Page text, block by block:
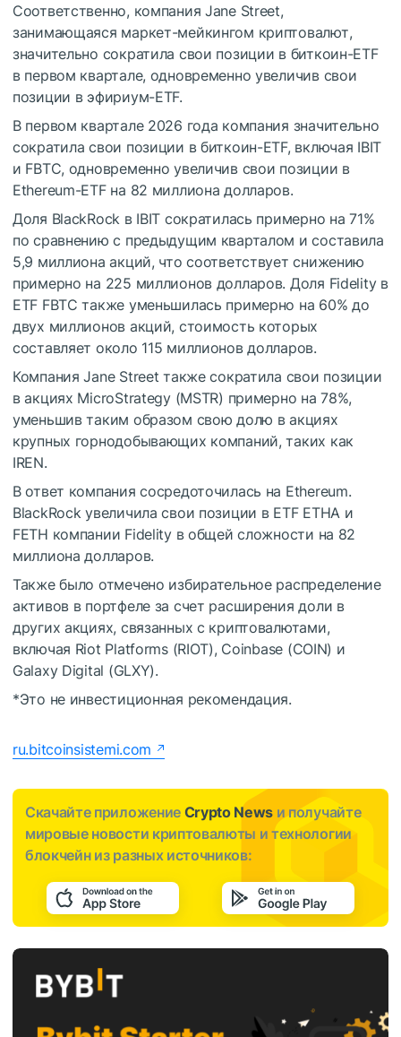
Соответственно, компания Jane Street,
занимающаяся маркет-мейкингом криптовалют,
значительно сократила свои позиции в биткоин-ETF
в первом квартале, одновременно увеличив свои
позиции в эфириум-ETF.
В первом квартале 2026 года компания значительно
сократила свои позиции в биткоин-ETF, включая IBIT
и FBTC, одновременно увеличив свои позиции в
Ethereum-ETF на 82 миллиона долларов.
Доля BlackRock в IBIT сократилась примерно на 71%
по сравнению с предыдущим кварталом и составила
5,9 миллиона акций, что соответствует снижению
примерно на 225 миллионов долларов. Доля Fidelity в
ETF FBTC также уменьшилась примерно на 60% до
двух миллионов акций, стоимость которых
составляет около 115 миллионов долларов.
Компания Jane Street также сократила свои позиции
в акциях MicroStrategy (MSTR) примерно на 78%,
уменьшив таким образом свою долю в акциях
крупных горнодобывающих компаний, таких как
IREN.
В ответ компания сосредоточилась на Ethereum.
BlackRock увеличила свои позиции в ETF ETHA и
FETH компании Fidelity в общей сложности на 82
миллиона долларов.
Также было отмечено избирательное распределение
активов в портфеле за счет расширения доли в
других акциях, связанных с криптовалютами,
включая Riot Platforms (RIOT), Coinbase (COIN) и
Galaxy Digital (GLXY).
*Это не инвестиционная рекомендация.
ru.bitcoinsistemi.com
Скачайте приложение Crypto News и получайте
мировые новости криптовалюты и технологии
блокчейн из разных источников: